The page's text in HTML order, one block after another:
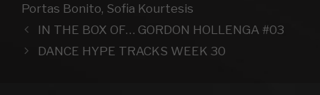
Portas Bonito, Sofia Kourtesis
IN THE BOX OF… GORDON HOLLENGA #03
DANCE HYPE TRACKS WEEK 30